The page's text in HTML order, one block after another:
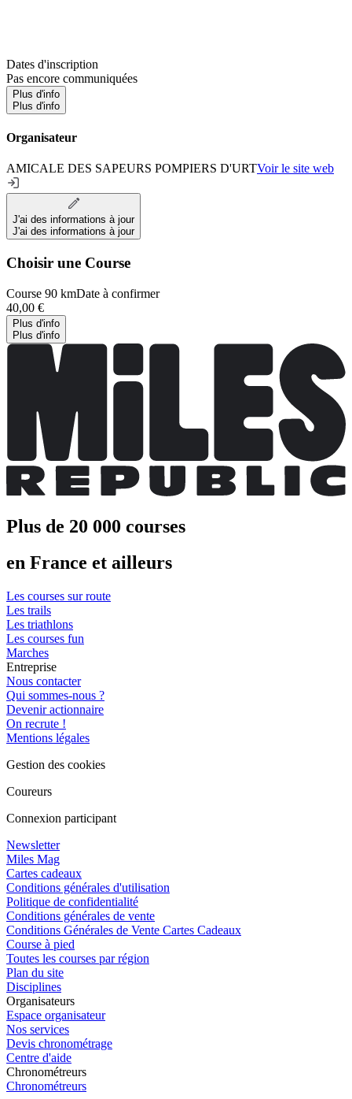
Dates d'inscription
Pas encore communiquées
Plus d'info
Plus d'info
Organisateur
AMICALE DES SAPEURS POMPIERS D'URTVoir le site web
J'ai des informations à jour
J'ai des informations à jour
Choisir une Course
Course 90 kmDate à confirmer
40,00 €
Plus d'info
Plus d'info
Plus de 20 000 courses
en France et ailleurs
Les courses sur route
Les trails
Les triathlons
Les courses fun
Marches
Entreprise
Nous contacter
Qui sommes-nous ?
Devenir actionnaire
On recrute !
Mentions légales
Gestion des cookies
Coureurs
Connexion participant
Newsletter
Miles Mag
Cartes cadeaux
Conditions générales d'utilisation
Politique de confidentialité
Conditions générales de vente
Conditions Générales de Vente Cartes Cadeaux
Course à pied
Toutes les courses par région
Plan du site
Disciplines
Organisateurs
Espace organisateur
Nos services
Devis chronométrage
Centre d'aide
Chronométreurs
Chronométreurs